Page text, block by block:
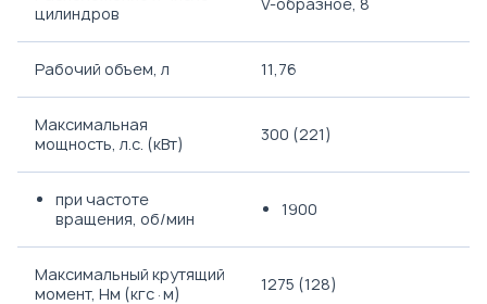
цилиндров
Рабочий объем, л 11,76
Максимальная
мощность, л.с. (кВт)
300 (221)
при частоте
вращения, об/мин
1900
Максимальный крутящий
момент, Нм (кгс·м)
1275 (128)